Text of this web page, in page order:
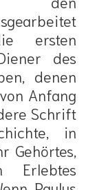
ersten
des
denen
Anfang
Schrift
in
Gehörtes,
Erlebtes